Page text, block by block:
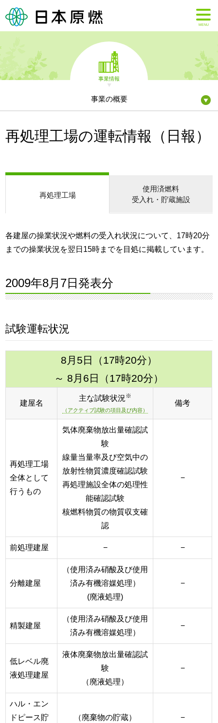
MENU
事業情報
事業の概要
再処理工場の運転情報（日報）
再処理工場
使用済燃料
受入れ・貯蔵施設
各建屋の操業状況や燃料の受入れ状況について、17時20分
までの操業状況を翌日15時までを目処に掲載しています。
2009年8月7日発表分
試験運転状況
8月5日（17時20分）
～ 8月6日（17時20分）
建屋名
主な試験状況※
（アクティブ試験の項目及び内容）
備考
再処理工場
全体として
行うもの
気体廃棄物放出量確認試
験
線量当量率及び空気中の
放射性物質濃度確認試験
再処理施設全体の処理性
能確認試験
核燃料物質の物質収支確
認
−
前処理建屋 − −
分離建屋
（使用済み硝酸及び使用
済み有機溶媒処理）
(廃液処理)
−
精製建屋
（使用済み硝酸及び使用
済み有機溶媒処理）
−
低レベル廃
液処理建屋
液体廃棄物放出量確認試
験
（廃液処理）
−
ハル・エン
ドピース貯
（廃棄物の貯蔵） −